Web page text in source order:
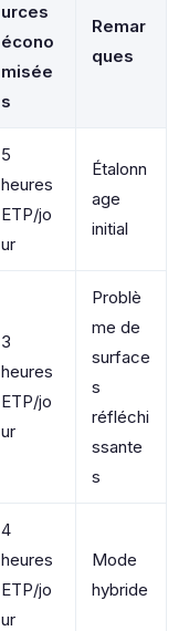
urces
écono
misée
s
Remar
ques
5
heures
ETP/jo
ur
Étalonn
age
initial
3
heures
ETP/jo
ur
Problè
me de
surface
s
réfléchi
ssante
s
4
heures
ETP/jo
ur
Mode
hybride